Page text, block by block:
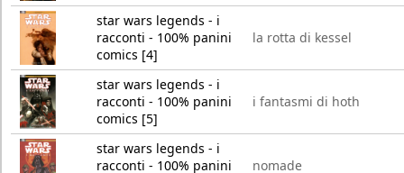
star wars legends - i
racconti - 100% panini
comics [4]
la rotta di kessel
star wars legends - i
racconti - 100% panini
comics [5]
i fantasmi di hoth
star wars legends - i
racconti - 100% panini
nomade